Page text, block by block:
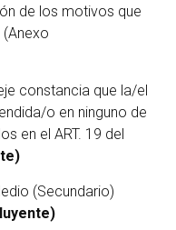
de los motivos que
(Anexo
constancia que la/el
o en ninguno de
en el ART. 19 del
(Secundario)